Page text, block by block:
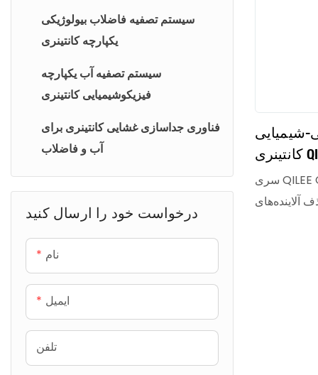
سیستم تصفیه فاضلاب بیولوژیکی
یکپارچه کانتینری
سیستم تصفیه آب یکپارچه
فیزیکوشیمیایی کانتینری
فناوری جداسازی غشایی کانتینری برای
آب و فاضلاب
درخواست خود را ارسال کنید
نام
ایمیل
تلفن
شیمیایی
کانتینری QILEE QL-DAF، حذف
برای
صنعتی
سری QILEE QL-DAF یک سیستم پیش‌تصفیه
آلاینده‌های